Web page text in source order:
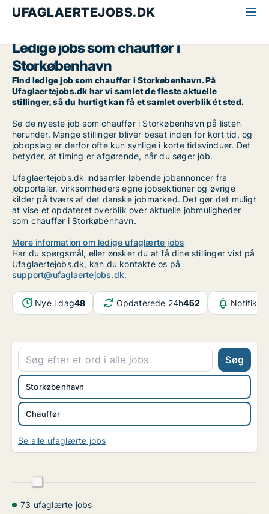
UFAGLAERTEJOBS.DK
Ledige jobs som chauffør i
Storkøbenhavn
Find ledige job som chauffør i Storkøbenhavn. På
Ufaglaertejobs.dk har vi samlet de fleste aktuelle
stillinger, så du hurtigt kan få et samlet overblik ét sted.
Se de nyeste job som chauffør i Storkøbenhavn på listen
herunder. Mange stillinger bliver besat inden for kort tid, og
jobopslag er derfor ofte kun synlige i korte tidsvinduer. Det
betyder, at timing er afgørende, når du søger job.
Ufaglaertejobs.dk indsamler løbende jobannoncer fra
jobportaler, virksomheders egne jobsektioner og øvrige
kilder på tværs af det danske jobmarked. Det gør det muligt
at vise et opdateret overblik over aktuelle jobmuligheder
som chauffør i Storkøbenhavn.
Mere information om ledige ufaglærte jobs
Har du spørgsmål, eller ønsker du at få dine stillinger vist på
Ufaglaertejobs.dk, kan du kontakte os på
support@ufaglaertejobs.dk.
Nye i dag48 Opdaterede 24h452
Søg
Chauffør
Storkøbenhavn
Se alle ufaglærte jobs
73 ufaglærte jobs